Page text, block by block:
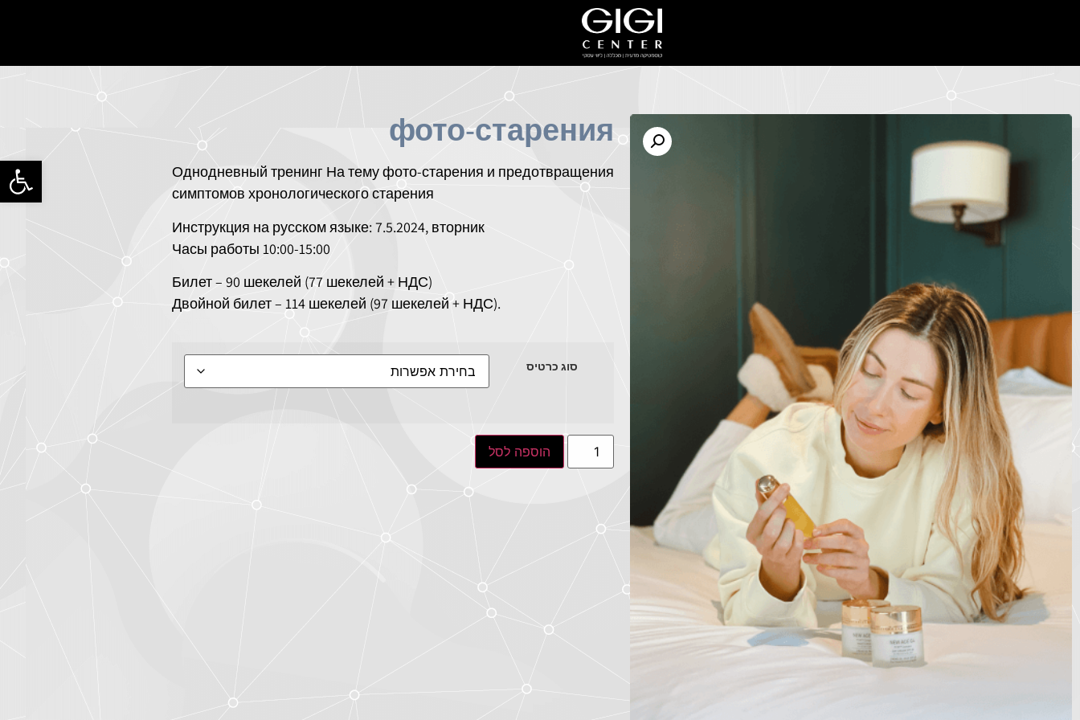
פתח
фото-старения
Однодневный тренинг На тему фото-старения и предотвращения
симптомов хронологического старения
Инструкция на русском языке: 7.5.2024, вторник
Часы работы 10:00-15:00
Билет – 90 шекелей (77 шекелей + НДС)
Двойной билет – 114 шекелей (97 шекелей + НДС).
סוג כרטיס
הוספה לסל